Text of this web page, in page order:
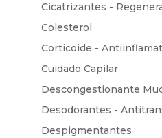
Cicatrizantes -
Colesterol
Corticoide -
Cuidado Capilar
Descongestionante
Desodorantes -
Despigmentantes